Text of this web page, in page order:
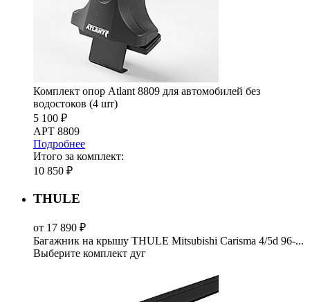
Комплект опор Atlant 8809 для автомобилей без
водостоков (4 шт)
5 100 ₽
АРТ 8809
Подробнее
Итого за комплект:
10 850 ₽
THULE
от 17 890 ₽
Багажник на крышу THULE Mitsubishi Carisma 4/5d 96-...
Выберите комплект дуг